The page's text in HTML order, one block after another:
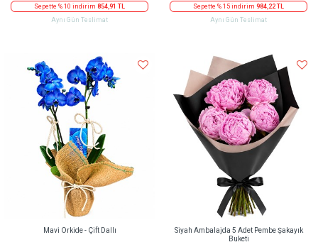
Sepette % 10 indirim 854,91 TL
Aynı Gün Teslimat
Sepette % 15 indirim 984,22 TL
Aynı Gün Teslimat
Mavi Orkide - Çift Dallı
Siyah Ambalajda 5 Adet Pembe Şakayık
Buketi